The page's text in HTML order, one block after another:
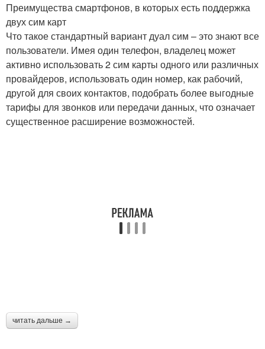
Преимущества смартфонов, в которых есть поддержка
двух сим карт
Что такое стандартный вариант дуал сим – это знают все
пользователи. Имея один телефон, владелец может
активно использовать 2 сим карты одного или различных
провайдеров, использовать один номер, как рабочий,
другой для своих контактов, подобрать более выгодные
тарифы для звонков или передачи данных, что означает
существенное расширение возможностей.
читать дальше →